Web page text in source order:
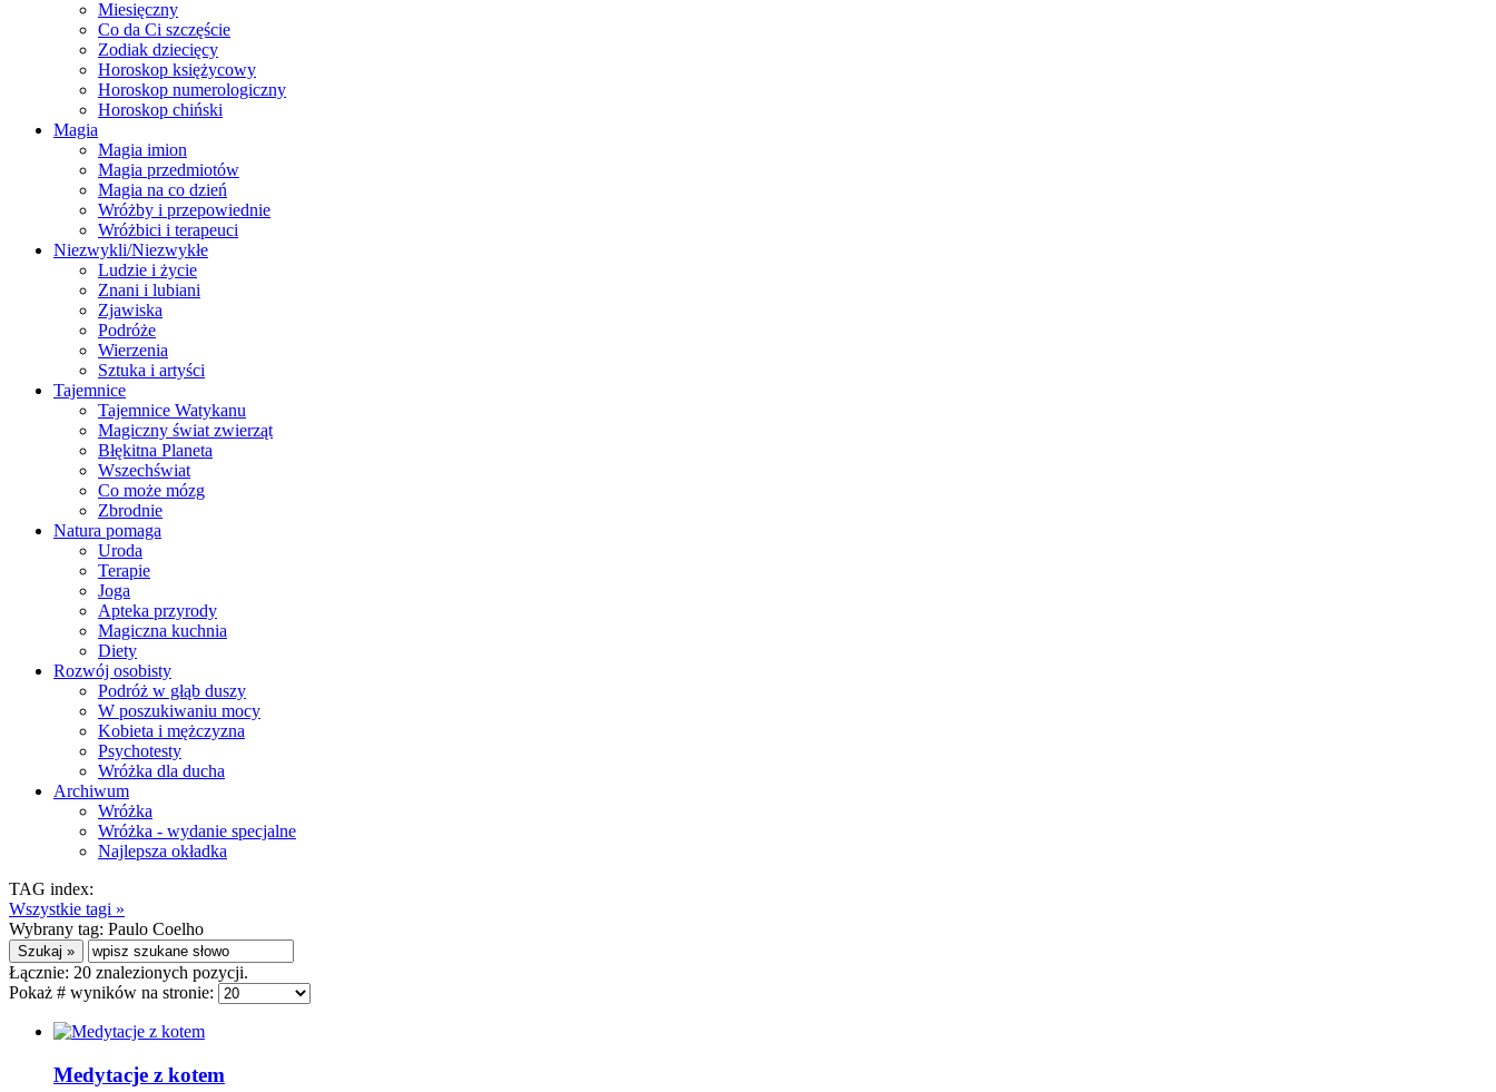
Miesięczny
Co da Ci szczęście
Zodiak dziecięcy
Horoskop księżycowy
Horoskop numerologiczny
Horoskop chiński
Magia
Magia imion
Magia przedmiotów
Magia na co dzień
Wróżby i przepowiednie
Wróżbici i terapeuci
Niezwykli/Niezwykłe
Ludzie i życie
Znani i lubiani
Zjawiska
Podróże
Wierzenia
Sztuka i artyści
Tajemnice
Tajemnice Watykanu
Magiczny świat zwierząt
Błękitna Planeta
Wszechświat
Co może mózg
Zbrodnie
Natura pomaga
Uroda
Terapie
Joga
Apteka przyrody
Magiczna kuchnia
Diety
Rozwój osobisty
Podróż w głąb duszy
W poszukiwaniu mocy
Kobieta i mężczyzna
Psychotesty
Wróżka dla ducha
Archiwum
Wróżka
Wróżka - wydanie specjalne
Najlepsza okładka
TAG index:
Wszystkie tagi »
Wybrany tag: Paulo Coelho
Łącznie: 20 znalezionych pozycji.
Pokaż # wyników na stronie:
Medytacje z kotem